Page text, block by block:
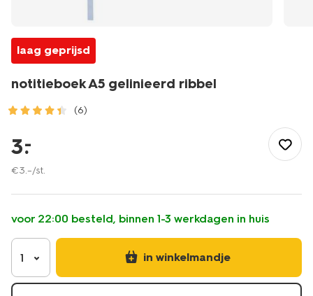
laag geprijsd
notitieboek A5 gelinieerd ribbel
(6)
kantoor/schriften-
boekjes/collegeblokken-
schrijfblokken/notitieboek-
gelinieerd-
14100369.html
3.
–
€3.–/st.
voor 22:00 besteld, binnen 1-3 werkdagen in huis
1 in winkelmandje